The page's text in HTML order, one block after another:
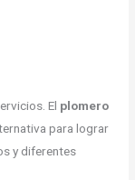
El plomero
para lograr
y diferentes